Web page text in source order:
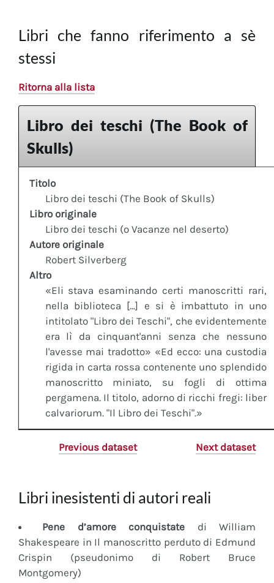
Libri che fanno riferimento a sè
stessi
Ritorna alla lista
Libro dei teschi (The Book of
Skulls)
Titolo
Libro dei teschi (The Book of Skulls)
Libro originale
Libro dei teschi (o Vacanze nel deserto)
Autore originale
Robert Silverberg
Altro
«Eli stava esaminando certi manoscritti rari,
nella biblioteca [...] e si è imbattuto in uno
intitolato "Libro dei Teschi", che evidentemente
era lì da cinquant'anni senza che nessuno
l'avesse mai tradotto» «Ed ecco: una custodia
rigida in carta rossa contenente uno splendido
manoscritto miniato, su fogli di ottima
pergamena. Il titolo, adorno di ricchi fregi: liber
calvariorum. "Il Libro dei Teschi".»
Previous dataset Next dataset
Libri inesistenti di autori reali
Pene d’amore conquistate di William
Shakespeare in Il manoscritto perduto di Edmund
Crispin (pseudonimo di Robert Bruce
Montgomery)